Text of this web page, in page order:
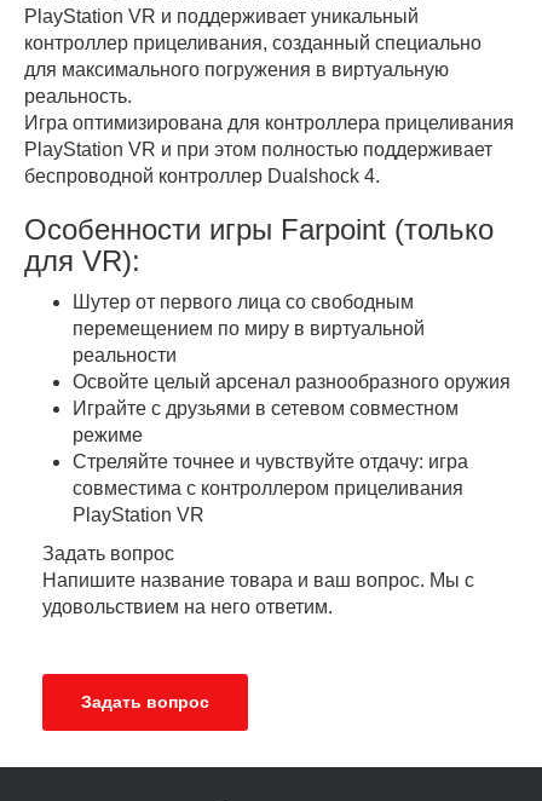
PlayStation VR и поддерживает уникальный
контроллер прицеливания, созданный специально
для максимального погружения в виртуальную
реальность.
Игра оптимизирована для контроллера прицеливания
PlayStation VR и при этом полностью поддерживает
беспроводной контроллер Dualshock 4.
Особенности игры Farpoint (только
для VR):
Шутер от первого лица со свободным
перемещением по миру в виртуальной
реальности
Освойте целый арсенал разнообразного оружия
Играйте с друзьями в сетевом совместном
режиме
Стреляйте точнее и чувствуйте отдачу: игра
совместима с контроллером прицеливания
PlayStation VR
Задать вопрос
Напишите название товара и ваш вопрос. Мы с
удовольствием на него ответим.
Задать вопрос